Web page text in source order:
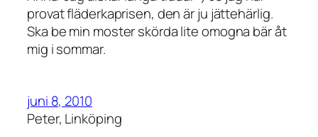
provat fläderkaprisen, den är ju jättehärlig.
Ska be min moster skörda lite omogna bär åt
mig i sommar.
juni 8, 2010
Peter, Linköping